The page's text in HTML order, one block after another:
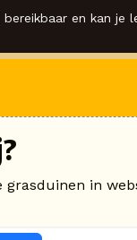
en kan je
in